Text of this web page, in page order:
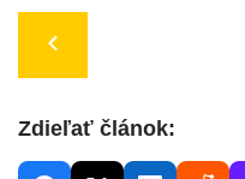
Zdieľať článok: